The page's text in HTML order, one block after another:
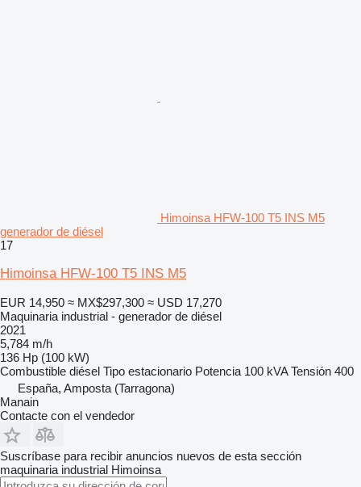
Himoinsa HFW-100 T5 INS M5
generador de diésel
17
Himoinsa HFW-100 T5 INS M5
EUR 14,950 ≈ MX$297,300 ≈ USD 17,270
Maquinaria industrial - generador de diésel
2021
5,784 m/h
136 Hp (100 kW)
Combustible diésel Tipo estacionario Potencia 100 kVA Tensión 400
España, Amposta (Tarragona)
Manain
Contacte con el vendedor
Suscríbase para recibir anuncios nuevos de esta sección
maquinaria industrial Himoinsa